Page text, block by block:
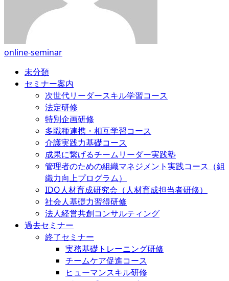
online-seminar
未分類
セミナー案内
次世代リーダースキル学習コース
法定研修
特別企画研修
多職種連携・相互学習コース
介護実践力基礎コース
成果に繋げるチームリーダー実践塾
管理者のための組織マネジメント実践コース（組
織力向上プログラム）
IDO人材育成研究会（人材育成担当者研修）
社会人基礎力習得研修
法人経営共創コンサルティング
過去セミナー
終了セミナー
実務基礎トレーニング研修
チームケア促進コース
ヒューマンスキル研修